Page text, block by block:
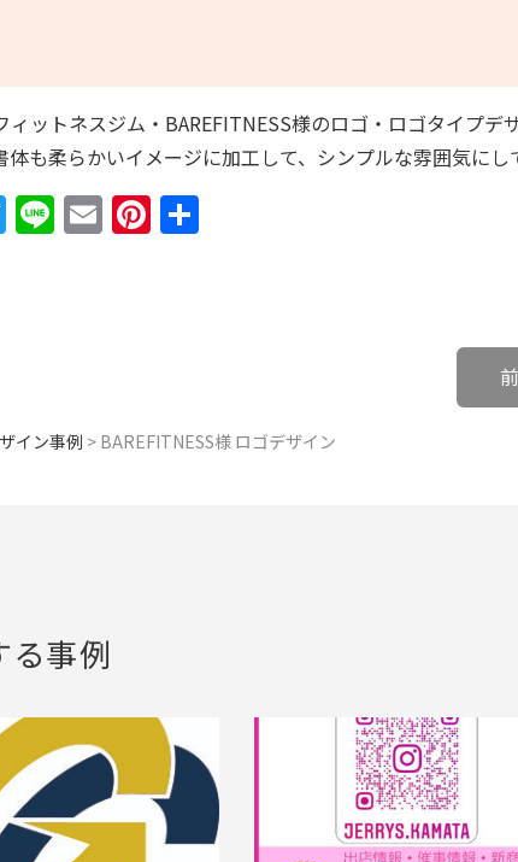
ィットネスジム・BAREFITNESS様のロゴ・ロゴタイプ
体も柔らかいイメージに加工して、シンプルな雰囲気にし
Twitter
LineEmailPinterest
イン事例 > ​BAREFITNESS様 ロゴデザイン
る事例